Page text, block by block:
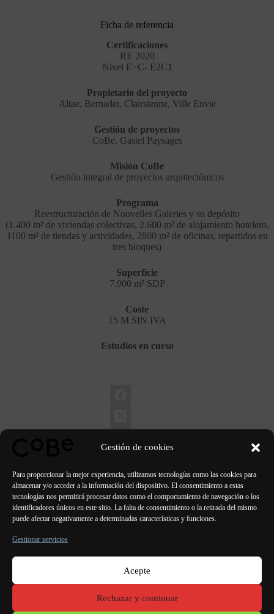
Gestión de cookies
Para proporcionar la mejor experiencia, utilizamos tecnologías como las cookies para
almacenar y/o acceder a la información del dispositivo. El consentimiento a estas
tecnologías nos permitirá procesar datos como el comportamiento de navegación o los
identificadores únicos en este sitio. La falta de consentimiento o la retirada del mismo
puede afectar negativamente a determinadas características y funciones.
Gestionar servicios
Acepte
Rechazar y continuar
Ficha de referencia
Certificaciones
RE 2020
Nivel E+C- E2C1
Propietario del proyecto
Altae, Bernadet, Clairsienne, Ville Envie
Gestión de proyectos
CoBe, Gastel Paysages
Misión CoBe
Gestión integral de proyectos arquitectónicos
Programa
Reestructuración de Nouvelles Galeries y su depósito
(1.400 m² de viviendas colectivas, 2.600 m² de alojamiento hotelero,
1100 m² de tiendas y actividades, 2800 m² de oficinas, repartidos en
tres bloques)
Superficie
7.900 m² SDP
Coste
15 M SIN IVA
Estudios en curso
ANTERIOR SIGUIENTE
Lorient Oporto Lisboa Valencia